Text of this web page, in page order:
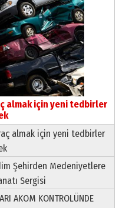
almak için yeni tedbirler
almak için yeni tedbirler
Şehirden Medeniyetlere
Sergisi
AKOM KONTROLÜNDE